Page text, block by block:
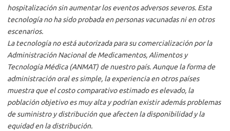
hospitalización sin aumentar los eventos adversos severos. Esta
tecnología no ha sido probada en personas vacunadas ni en otros
escenarios.
La tecnología no está autorizada para su comercialización por la
Administración Nacional de Medicamentos, Alimentos y
Tecnología Médica (ANMAT) de nuestro país. Aunque la forma de
administración oral es simple, la experiencia en otros países
muestra que el costo comparativo estimado es elevado, la
población objetivo es muy alta y podrían existir además problemas
de suministro y distribución que afecten la disponibilidad y la
equidad en la distribución.